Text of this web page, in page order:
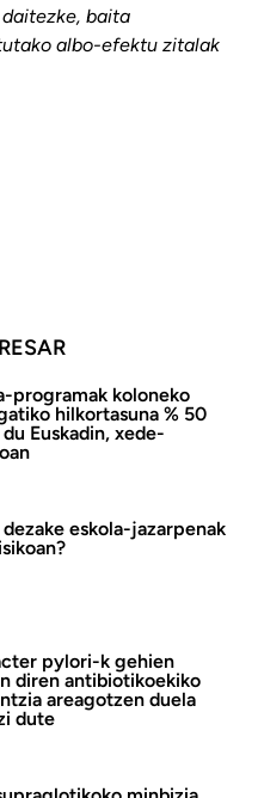
baita
albo-efektu zitalak
programak koloneko
hilkortasuna % 50
Euskadin, xede-
dezake eskola-jazarpenak
pylori-k gehien
diren antibiotikoekiko
areagotzen duela
dute